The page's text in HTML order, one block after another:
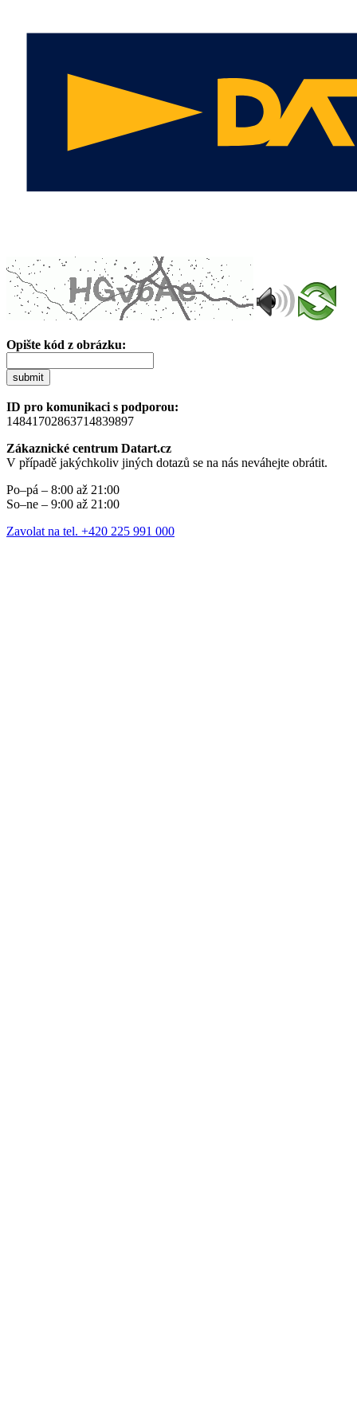
Opište kód z obrázku:
submit
ID pro komunikaci s podporou:
14841702863714839897
Zákaznické centrum Datart.cz
V případě jakýchkoliv jiných dotazů se na nás neváhejte obrátit.
Po–pá – 8:00 až 21:00
So–ne – 9:00 až 21:00
Zavolat na tel. +420 225 991 000